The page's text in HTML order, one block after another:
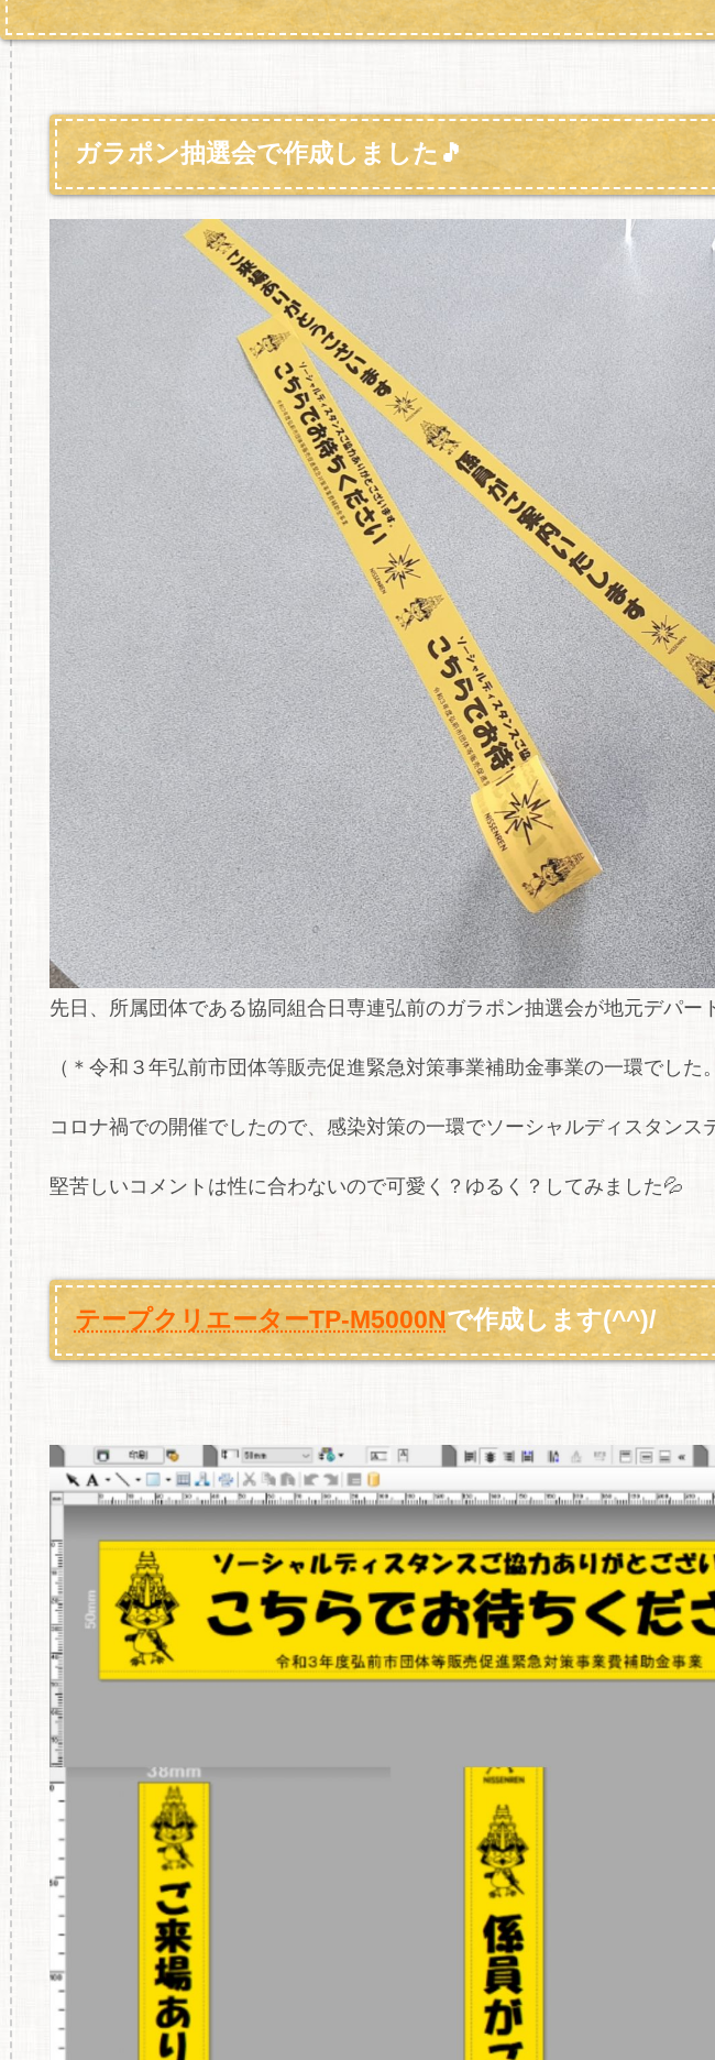
ガラポン抽選会で作成しました🎵
先日、所属団体である協同組合日専連弘前のガラポン抽選会が地元デパー
（＊令和３年弘前市団体等販売促進緊急対策事業補助金事業の一環でした
コロナ禍での開催でしたので、感染対策の一環でソーシャルディスタンス
堅苦しいコメントは性に合わないので可愛く？ゆるく？してみました💦
テープクリエーターTP‐M5000Nで作成します(^^)/